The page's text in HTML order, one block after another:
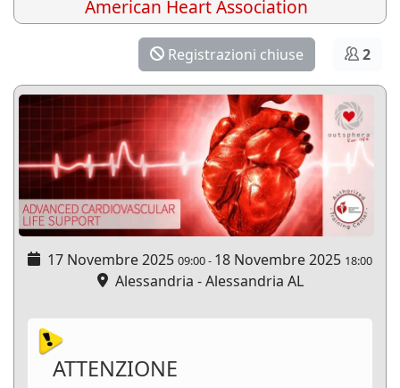
American Heart Association
Registrazioni chiuse 2
17 Novembre 2025 09:00- 18 Novembre 2025 18:00
Alessandria - Alessandria AL
ATTENZIONE